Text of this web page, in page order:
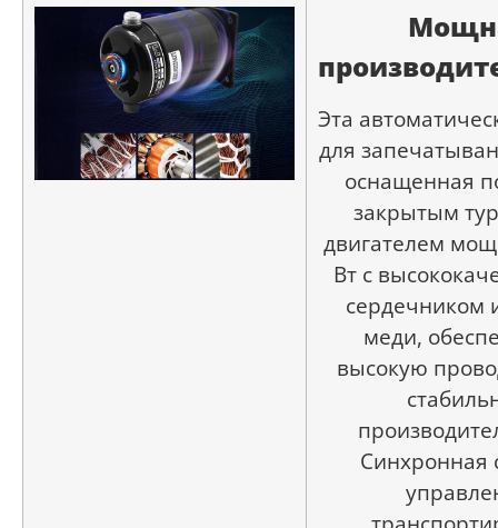
Эта
для
оснащенная
закрытым
двигателем
Вт с
сердечником
меди,
высокую
Синхронная